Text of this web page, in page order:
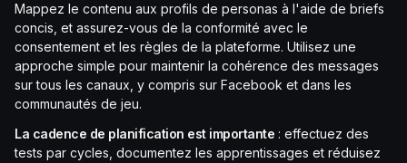
Mappez le contenu aux profils de personas à l'aide de briefs
concis, et assurez-vous de la conformité avec le
consentement et les règles de la plateforme. Utilisez une
approche simple pour maintenir la cohérence des messages
sur tous les canaux, y compris sur Facebook et dans les
communautés de jeu.
La cadence de planification est importante : effectuez des
tests par cycles, documentez les apprentissages et réduisez